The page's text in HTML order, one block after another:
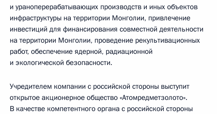
и ураноперерабатывающих производств и иных объектов
инфраструктуры на территории Монголии, привлечение
инвестиций для финансирования совместной деятельности
на территории Монголии, проведение рекультивационных
работ, обеспечение ядерной, радиационной
и экологической безопасности.
Учредителем компании с российской стороны выступит
открытое акционерное общество «Атомредметзолото».
В качестве компетентного органа с российской стороны